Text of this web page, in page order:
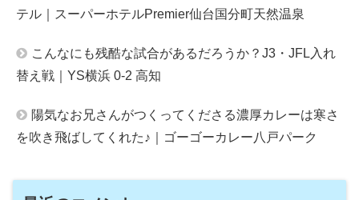
テル｜スーパーホテルPremier仙台国分町天然温泉
こんなにも残酷な試合があるだろうか？J3・JFL入れ
替え戦｜YS横浜 0-2 高知
陽気なお兄さんがつくってくださる濃厚カレーは寒さ
を吹き飛ばしてくれた♪｜ゴーゴーカレー八戸パーク